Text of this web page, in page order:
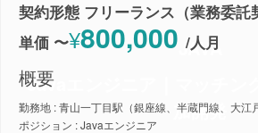
JAVA
Javaエンジニア｜マッチン
加開発
契約形態 フリーランス（業務委託
単価 〜¥800,000 /人月
概要
勤務地 : 青山一丁目駅（銀座線、半蔵門線、大江
ポジション : Javaエンジニア